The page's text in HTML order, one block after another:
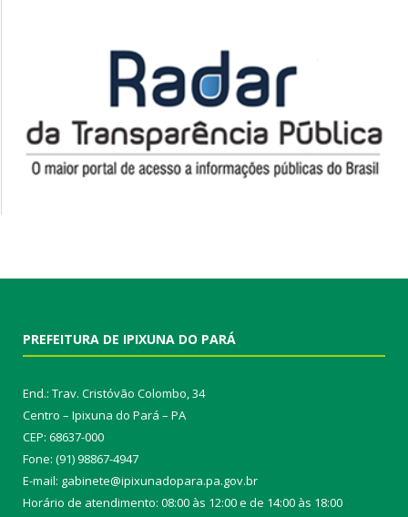
PREFEITURA DE IPIXUNA DO PARÁ
End.: Trav. Cristóvão Colombo, 34
Centro – Ipixuna do Pará – PA
CEP: 68637-000
Fone: (91) 98867-4947
E-mail: gabinete@ipixunadopara.pa.gov.br
Horário de atendimento: 08:00 às 12:00 e de 14:00 às 18:00